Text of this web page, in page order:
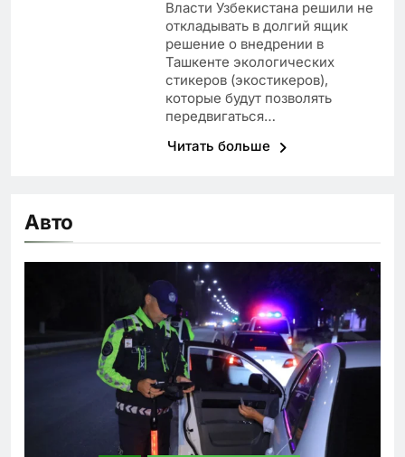
Власти Узбекистана решили не
откладывать в долгий ящик
решение о внедрении в
Ташкенте экологических
стикеров (экостикеров),
которые будут позволять
передвигаться…
Читать больше
Авто